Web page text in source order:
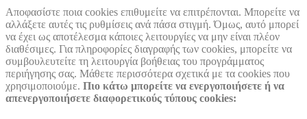
Αποφασίστε ποια cookies επιθυμείτε να επιτρέπονται. Μπορείτε να
αλλάξετε αυτές τις ρυθμίσεις ανά πάσα στιγμή. Όμως, αυτό μπορεί
να έχει ως αποτέλεσμα κάποιες λειτουργίες να μην είναι πλέον
διαθέσιμες. Για πληροφορίες διαγραφής των cookies, μπορείτε να
συμβουλευτείτε τη λειτουργία βοήθειας του προγράμματος
περιήγησης σας. Μάθετε περισσότερα σχετικά με τα cookies που
χρησιμοποιούμε. Πιο κάτω μπορείτε να ενεργοποιήσετε ή να
απενεργοποιήσετε διαφορετικούς τύπους cookies: